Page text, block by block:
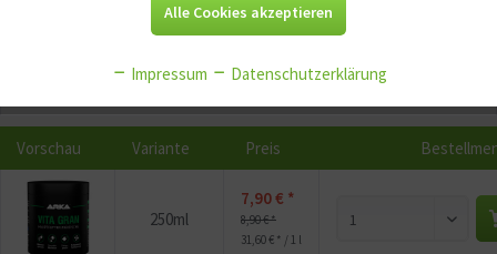
Bonuspunkte sichern
Vorschau Variante Preis
250ml
7,90 € *
8,90 € *
31,60 € * / 1 l
Service Aktiv
Sonstige Aktiv
Alle Cookies akzeptieren
Impressum Datenschutzerklärung